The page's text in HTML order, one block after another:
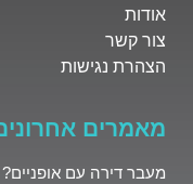
אודות
צור קשר
הצהרת נגישות
מאמרים
מעבר דירה עם